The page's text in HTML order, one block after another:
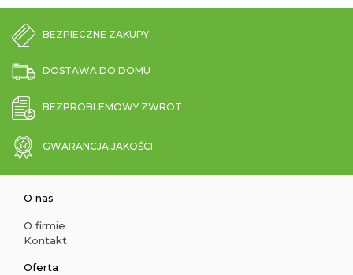
BEZPIECZNE ZAKUPY
DOSTAWA DO DOMU
BEZPROBLEMOWY ZWROT
GWARANCJA JAKOŚCI
O nas
O firmie
Kontakt
Oferta